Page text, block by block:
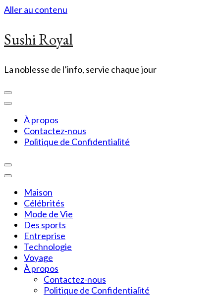
Aller au contenu
Sushi Royal
La noblesse de l’info, servie chaque jour
À propos
Contactez-nous
Politique de Confidentialité
Maison
Célébrités
Mode de Vie
Des sports
Entreprise
Technologie
Voyage
À propos
Contactez-nous
Politique de Confidentialité